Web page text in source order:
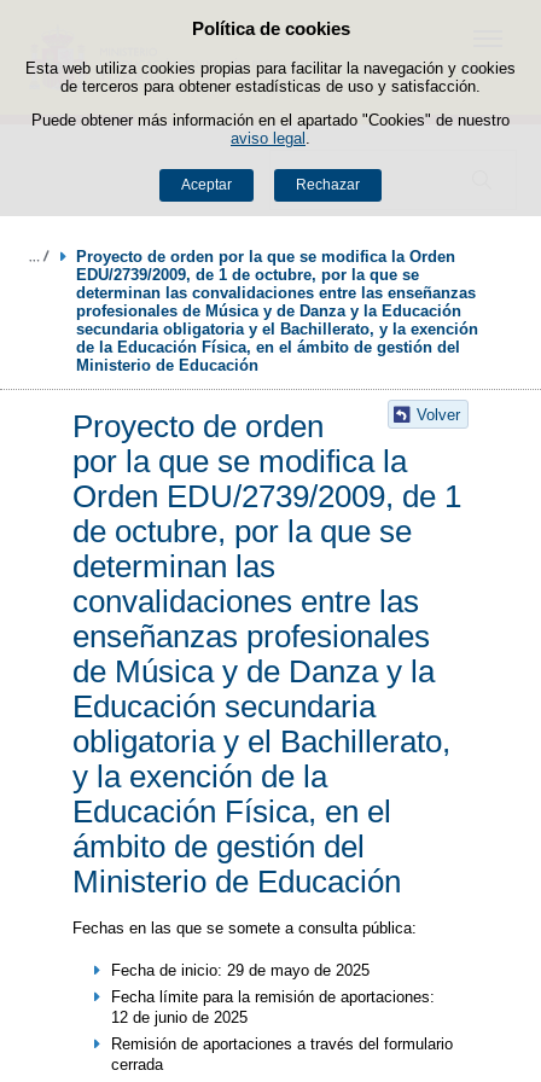
Política de cookies
Esta web utiliza cookies propias para facilitar la navegación y cookies
de terceros para obtener estadísticas de uso y satisfacción.
Puede obtener más información en el apartado "Cookies" de nuestro
aviso legal
Aceptar Rechazar
Saltar al contenido
Buscador
Menú
Proyecto de orden por la que se modifica la Orden
EDU/2739/2009, de 1 de octubre, por la que se
determinan las convalidaciones entre las enseñanzas
profesionales de Música y de Danza y la Educación
secundaria obligatoria y el Bachillerato, y la exención
de la Educación Física, en el ámbito de gestión del
Ministerio de Educación
Volver
Proyecto de orden
por la que se modifica la
Orden EDU/2739/2009, de 1
de octubre, por la que se
determinan las
convalidaciones entre las
enseñanzas profesionales
de Música y de Danza y la
Educación secundaria
obligatoria y el Bachillerato,
y la exención de la
Educación Física, en el
ámbito de gestión del
Ministerio de Educación
Fechas en las que se somete a consulta pública:
Fecha de inicio: 29 de mayo de 2025
Fecha límite para la remisión de aportaciones:
12 de junio de 2025
Remisión de aportaciones a través del formulario
cerrada